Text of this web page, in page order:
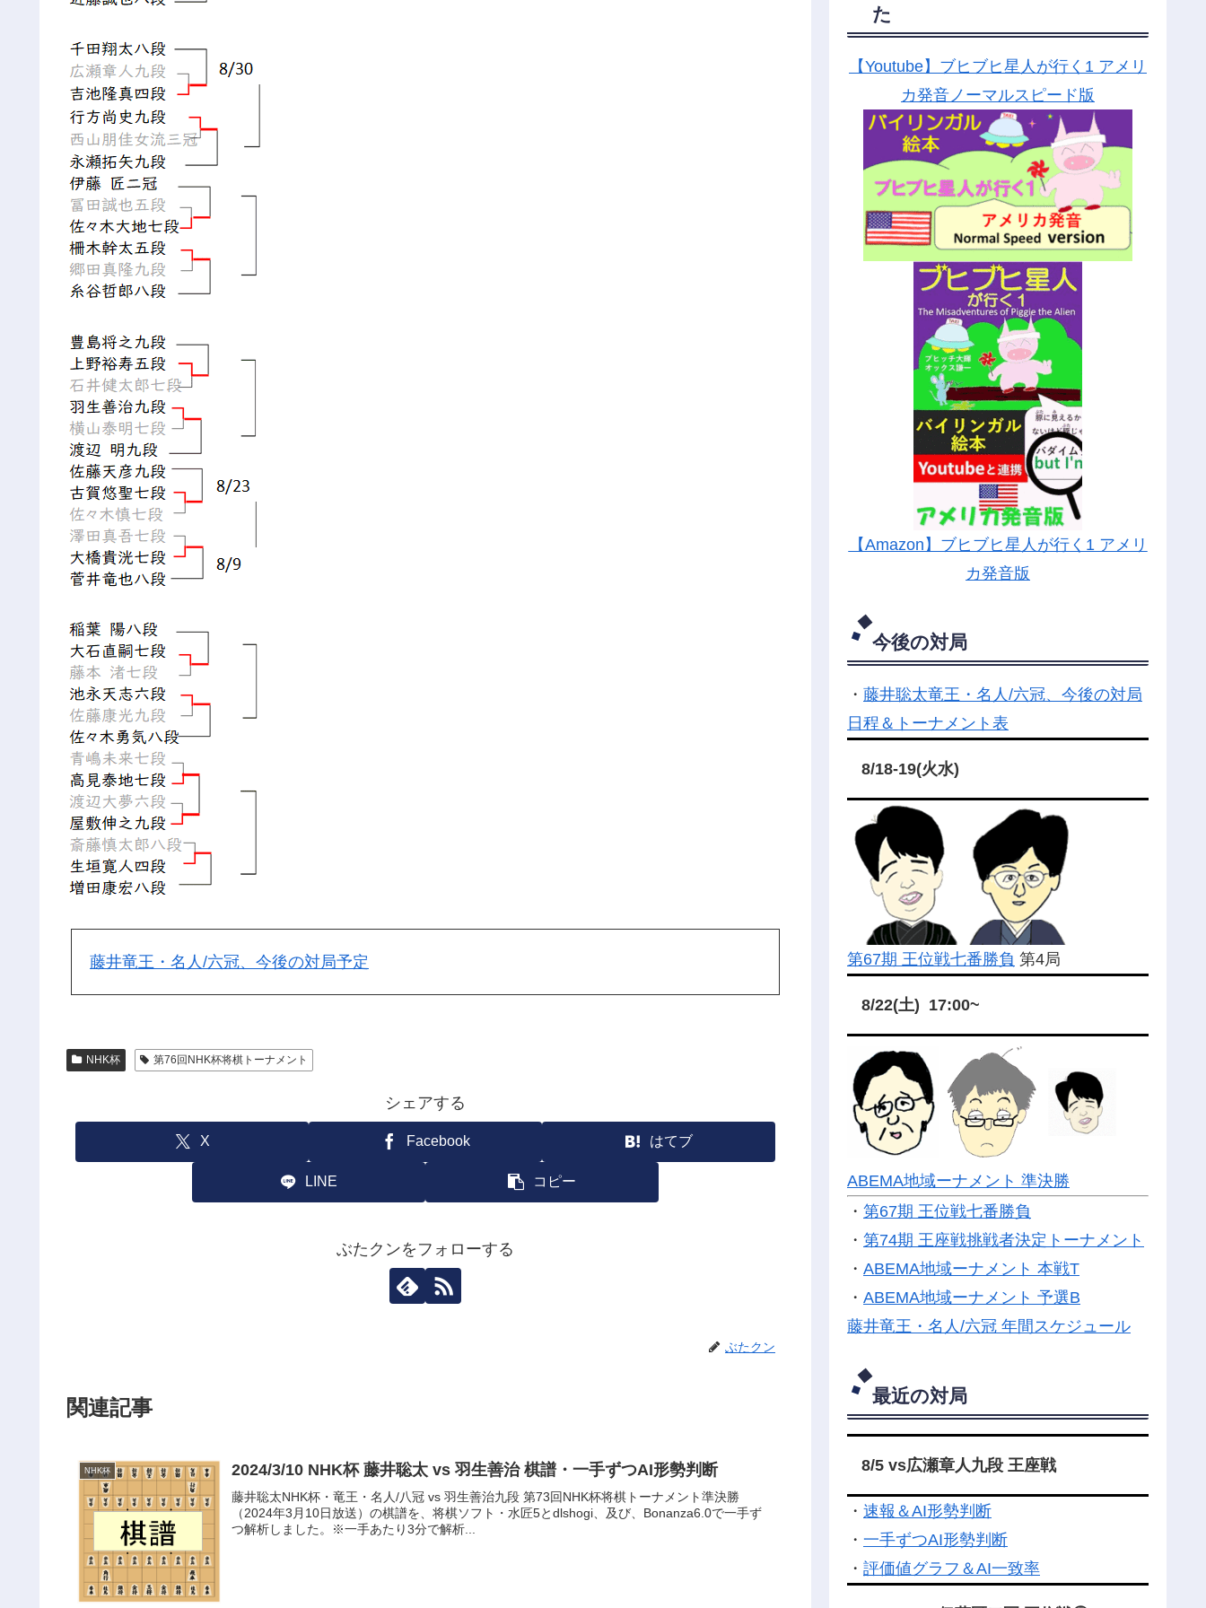
藤井竜王・名人/六冠、今後の対局予定
NHK杯 第76回NHK杯将棋トーナメント
シェアする
X Facebook はてブ
LINE コピー
ぶたクンをフォローする
ぶたクン
関連記事
NHK杯 2024/3/10 NHK杯 藤井聡太 vs 羽生善治 棋譜・一手ずつAI形勢判断
藤井聡太NHK杯・竜王・名人/八冠 vs 羽生善治九段 第73回NHK杯将棋トーナメント準決勝
（2024年3月10日放送）の棋譜を、将棋ソフト・水匠5とdlshogi、及び、Bonanza6.0で一手ず
つ解析しました。※一手あたり3分で解析...
た
【Youtube】ブヒブヒ星人が行く1 アメリ
カ発音ノーマルスピード版
【Amazon】ブヒブヒ星人が行く1 アメリ
カ発音版
今後の対局
・ 藤井聡太竜王・名人/六冠、今後の対局
日程＆トーナメント表
8/18-19(火水)
第67期 王位戦七番勝負 第4局
8/22(土) 17:00~
ABEMA地域ーナメント 準決勝
・ 第67期 王位戦七番勝負
・ 第74期 王座戦挑戦者決定トーナメント
・ ABEMA地域ーナメント 本戦T
・ ABEMA地域ーナメント 予選B
藤井竜王・名人/六冠 年間スケジュール
最近の対局
8/5 vs広瀬章人九段 王座戦
・ 速報＆AI形勢判断
・ 一手ずつAI形勢判断
・ 評価値グラフ＆AI一致率